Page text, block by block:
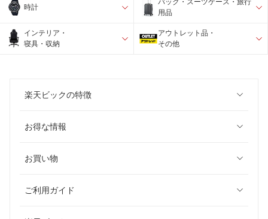
時計
バック・スーツケース・旅行
用品
インテリア・
寝具・収納
アウトレット品・
その他
楽天ビックの特徴
お得な情報
お買い物
ご利用ガイド